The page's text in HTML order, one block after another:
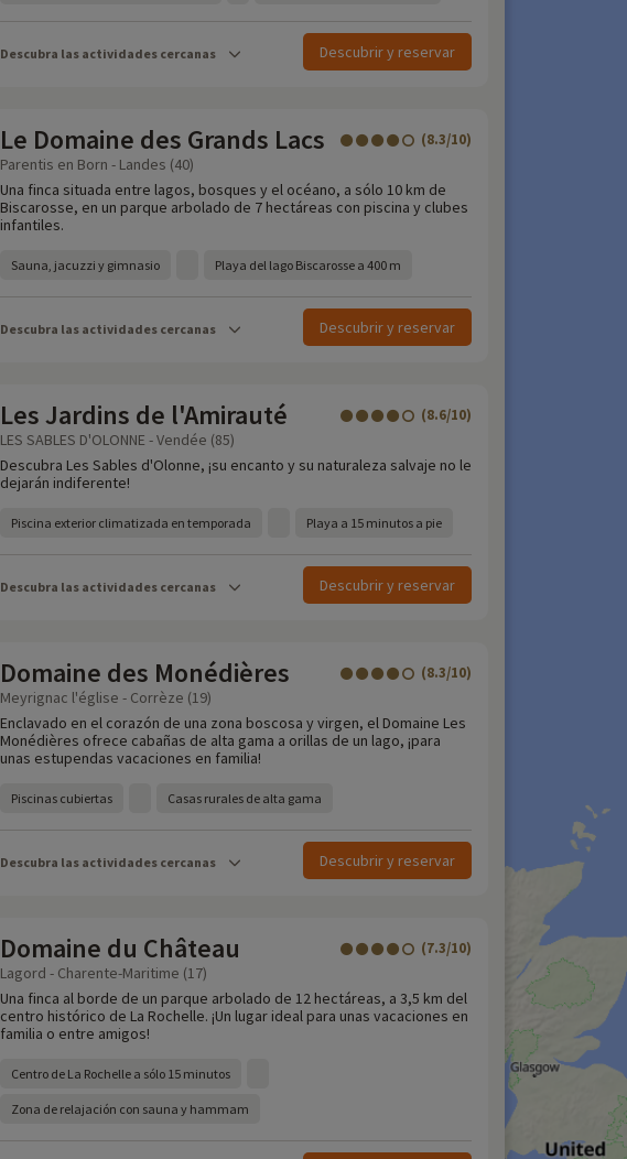
Descubra las actividades cercanas Descubrir y reservar
Le Domaine des Grands Lacs (8.3/10)
Parentis en Born - Landes (40)
Una finca situada entre lagos, bosques y el océano, a sólo 10 km de
Biscarosse, en un parque arbolado de 7 hectáreas con piscina y clubes
infantiles.
Sauna, jacuzzi y gimnasio Playa del lago Biscarosse a 400 m
Descubra las actividades cercanas Descubrir y reservar
Les Jardins de l'Amirauté (8.6/10)
LES SABLES D'OLONNE - Vendée (85)
Descubra Les Sables d'Olonne, ¡su encanto y su naturaleza salvaje no le
dejarán indiferente!
Piscina exterior climatizada en temporada Playa a 15 minutos a pie
Descubra las actividades cercanas Descubrir y reservar
Domaine des Monédières (8.3/10)
Meyrignac l'église - Corrèze (19)
Enclavado en el corazón de una zona boscosa y virgen, el Domaine Les
Monédières ofrece cabañas de alta gama a orillas de un lago, ¡para
unas estupendas vacaciones en familia!
Piscinas cubiertas Casas rurales de alta gama
Descubra las actividades cercanas Descubrir y reservar
Domaine du Château (7.3/10)
Lagord - Charente-Maritime (17)
Una finca al borde de un parque arbolado de 12 hectáreas, a 3,5 km del
centro histórico de La Rochelle. ¡Un lugar ideal para unas vacaciones en
familia o entre amigos!
Centro de La Rochelle a sólo 15 minutos
Zona de relajación con sauna y hammam